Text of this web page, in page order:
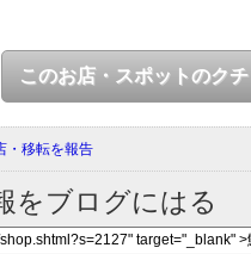
このお店・スポットのク
・移転を報告
をブログにはる